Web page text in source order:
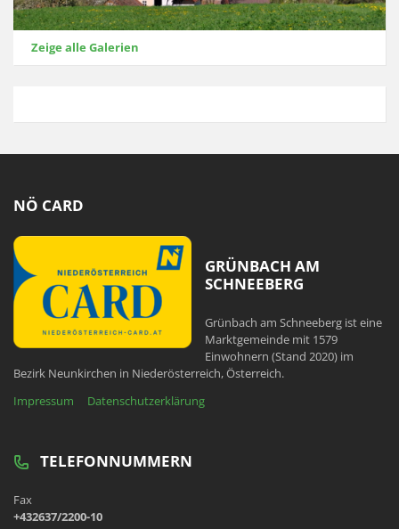
Zeige alle Galerien
NÖ CARD
GRÜNBACH AM
SCHNEEBERG
Grünbach am Schneeberg ist eine
Marktgemeinde mit 1579
Einwohnern (Stand 2020) im
Bezirk Neunkirchen in Niederösterreich, Österreich.
Impressum
Datenschutzerklärung
TELEFONNUMMERN
Fax
+432637/2200-10